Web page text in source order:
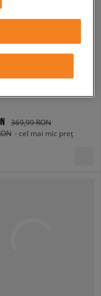
CLOG
369,99 RON
- cel mai mic preț